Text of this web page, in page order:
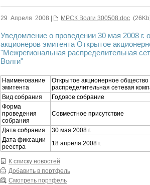
29 Апреля 2008 | МРСК Волги 300508.doc
Уведомление о проведении 30 мая 2008 г.
акционеров эмитента Открытое
"Межрегиональная распределительная
Волги"
Наименование
эмитента
Открытое акционерное
распределительная сетевая
Вид собрания
Годовое собрание
Форма
проведения
собрания
Совместное присутствие
Дата собрания
30 мая 2008 г.
Дата фиксации
реестра
18 апреля 2008 г.
К списку новостей
Добавить в портфель
Смотреть портфель